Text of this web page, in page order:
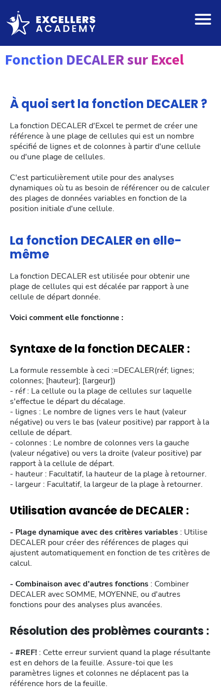
Fonction DECALER sur Excel
À quoi sert la fonction DECALER ?
La fonction DECALER d'Excel te permet de créer une
référence à une plage de cellules qui est un nombre
spécifié de lignes et de colonnes à partir d'une cellule
ou d'une plage de cellules.
C'est particulièrement utile pour des analyses
dynamiques où tu as besoin de référencer ou de calculer
des plages de données variables en fonction de la
position initiale d'une cellule.
La fonction DECALER en elle-
même
La fonction DECALER est utilisée pour obtenir une
plage de cellules qui est décalée par rapport à une
cellule de départ donnée.
Voici comment elle fonctionne :
Syntaxe de la fonction DECALER :
La formule ressemble à ceci :=DECALER(réf; lignes;
colonnes; [hauteur]; [largeur])
- réf : La cellule ou la plage de cellules sur laquelle
s'effectue le départ du décalage.
- lignes : Le nombre de lignes vers le haut (valeur
négative) ou vers le bas (valeur positive) par rapport à la
cellule de départ.
- colonnes : Le nombre de colonnes vers la gauche
(valeur négative) ou vers la droite (valeur positive) par
rapport à la cellule de départ.
- hauteur : Facultatif, la hauteur de la plage à retourner.
- largeur : Facultatif, la largeur de la plage à retourner.
Utilisation avancée de DECALER :
- Plage dynamique avec des critères variables : Utilise
DECALER pour créer des références de plages qui
ajustent automatiquement en fonction de tes critères de
calcul.
- Combinaison avec d'autres fonctions : Combiner
DECALER avec SOMME, MOYENNE, ou d'autres
fonctions pour des analyses plus avancées.
Résolution des problèmes courants :
- #REF! : Cette erreur survient quand la plage résultante
est en dehors de la feuille. Assure-toi que les
paramètres lignes et colonnes ne déplacent pas la
référence hors de la feuille.